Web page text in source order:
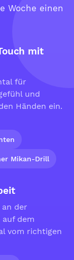
Woche einen
mit
für
und
Händen ein.
Mikan-Drill
der
dem
vom richtigen